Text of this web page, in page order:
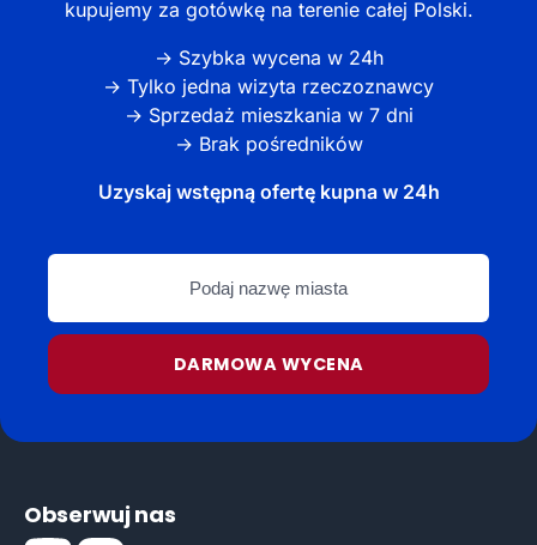
kupujemy za gotówkę na terenie całej Polski.
→ Szybka wycena w 24h
→ Tylko jedna wizyta rzeczoznawcy
→ Sprzedaż mieszkania w 7 dni
→ Brak pośredników
Uzyskaj wstępną ofertę kupna w 24h
Podaj
miasta
DARMOWA WYCENA
Obserwuj nas